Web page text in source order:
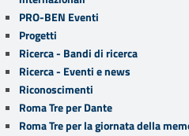
PRO-BEN Eventi
Progetti
Ricerca - Bandi di ricerca
Ricerca - Eventi e news
Riconoscimenti
Roma Tre per Dante
Roma Tre per la giornata della